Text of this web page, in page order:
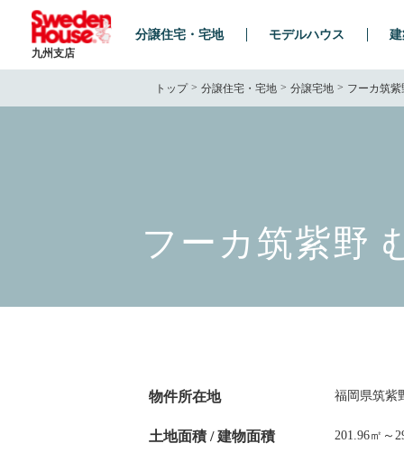
九州支店
分譲住宅・宅地 モデルハウス
トップ 分譲住宅・宅地 分譲宅地 フーカ筑
フーカ筑紫野
物件所在地 福岡県筑紫
土地面積 /建物面積 201.96㎡～